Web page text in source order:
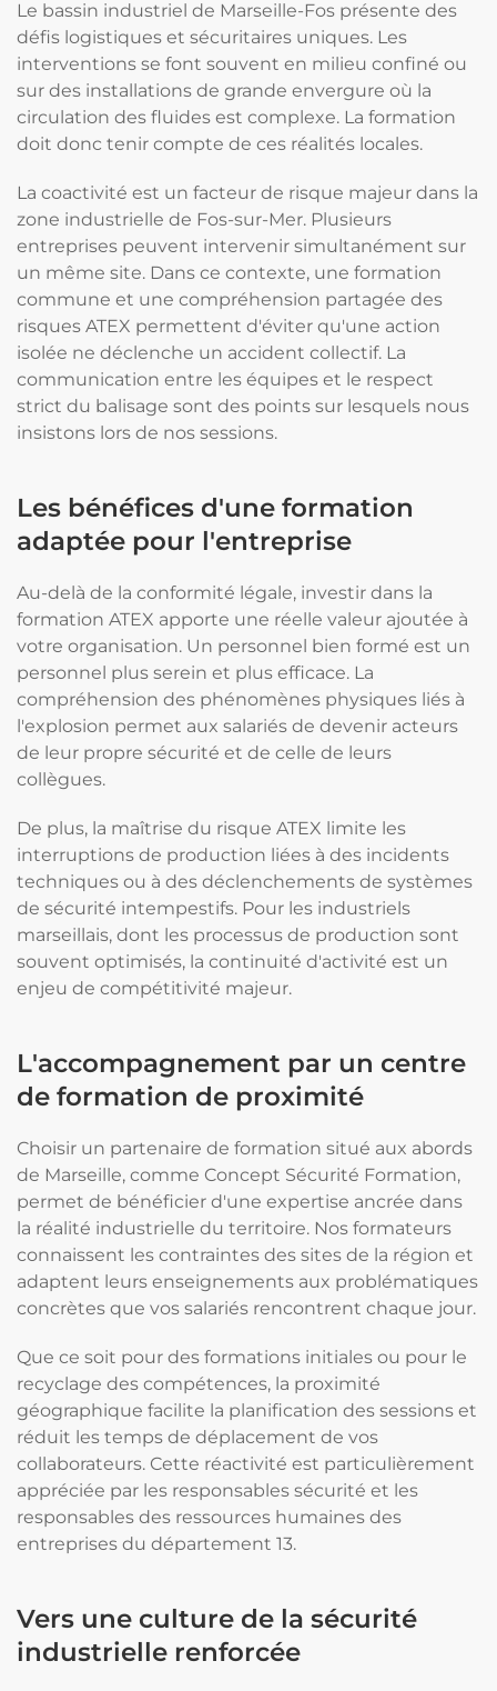
Le bassin industriel de Marseille-Fos présente des
défis logistiques et sécuritaires uniques. Les
interventions se font souvent en milieu confiné ou
sur des installations de grande envergure où la
circulation des fluides est complexe. La formation
doit donc tenir compte de ces réalités locales.
La coactivité est un facteur de risque majeur dans la
zone industrielle de Fos-sur-Mer. Plusieurs
entreprises peuvent intervenir simultanément sur
un même site. Dans ce contexte, une formation
commune et une compréhension partagée des
risques ATEX permettent d'éviter qu'une action
isolée ne déclenche un accident collectif. La
communication entre les équipes et le respect
strict du balisage sont des points sur lesquels nous
insistons lors de nos sessions.
Les bénéfices d'une formation
adaptée pour l'entreprise
Au-delà de la conformité légale, investir dans la
formation ATEX apporte une réelle valeur ajoutée à
votre organisation. Un personnel bien formé est un
personnel plus serein et plus efficace. La
compréhension des phénomènes physiques liés à
l'explosion permet aux salariés de devenir acteurs
de leur propre sécurité et de celle de leurs
collègues.
De plus, la maîtrise du risque ATEX limite les
interruptions de production liées à des incidents
techniques ou à des déclenchements de systèmes
de sécurité intempestifs. Pour les industriels
marseillais, dont les processus de production sont
souvent optimisés, la continuité d'activité est un
enjeu de compétitivité majeur.
L'accompagnement par un centre
de formation de proximité
Choisir un partenaire de formation situé aux abords
de Marseille, comme Concept Sécurité Formation,
permet de bénéficier d'une expertise ancrée dans
la réalité industrielle du territoire. Nos formateurs
connaissent les contraintes des sites de la région et
adaptent leurs enseignements aux problématiques
concrètes que vos salariés rencontrent chaque jour.
Que ce soit pour des formations initiales ou pour le
recyclage des compétences, la proximité
géographique facilite la planification des sessions et
réduit les temps de déplacement de vos
collaborateurs. Cette réactivité est particulièrement
appréciée par les responsables sécurité et les
responsables des ressources humaines des
entreprises du département 13.
Vers une culture de la sécurité
industrielle renforcée